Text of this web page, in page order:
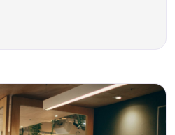
SPA, CENTRI BENESSERE